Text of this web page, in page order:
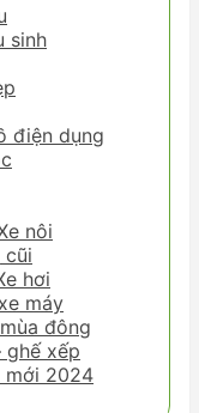
sinh
điện dụng
nôi
cũi
hơi
máy
đông
ghế xếp
mới 2024